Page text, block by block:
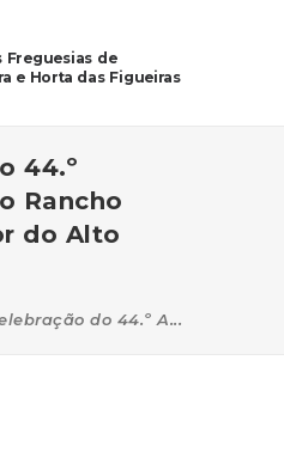
Freguesias de
e Horta das Figueiras
44.º
Rancho
do Alto
do 44.º A...